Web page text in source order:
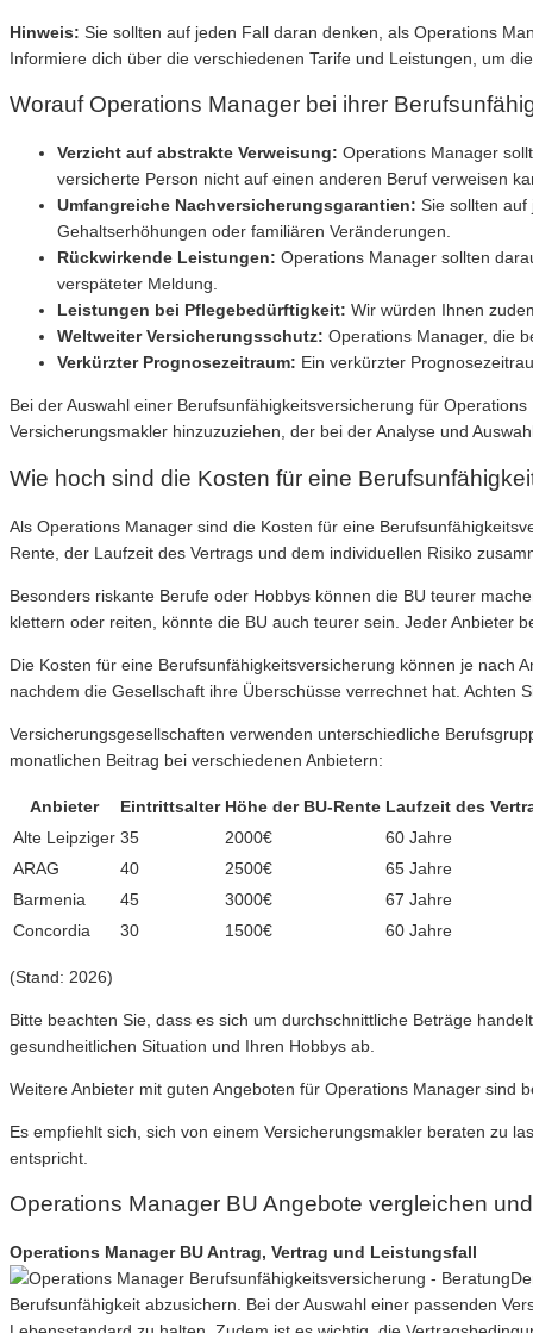
Hinweis: Sie sollten auf jeden Fall daran denken, als Operations
Informiere dich über die verschiedenen Tarife und Leistungen, um
Worauf Operations Manager bei ihrer
Verzicht auf abstrakte Verweisung: Operations Manager
versicherte Person nicht auf einen anderen Beruf verweisen
Umfangreiche Nachversicherungsgarantien: Sie sollten
Gehaltserhöhungen oder familiären Veränderungen.
Rückwirkende Leistungen: Operations Manager sollten
verspäteter Meldung.
Leistungen bei Pflegebedürftigkeit: Wir würden Ihnen
Weltweiter Versicherungsschutz: Operations Manager, die
Verkürzter Prognosezeitraum: Ein verkürzter
Bei der Auswahl einer Berufsunfähigkeitsversicherung für
Versicherungsmakler hinzuzuziehen, der bei der Analyse und
Wie hoch sind die Kosten für eine
Als Operations Manager sind die Kosten für eine
Rente, der Laufzeit des Vertrags und dem individuellen Risiko
Besonders riskante Berufe oder Hobbys können die BU teurer
klettern oder reiten, könnte die BU auch teurer sein. Jeder Anbieter
Die Kosten für eine Berufsunfähigkeitsversicherung können je nach
nachdem die Gesellschaft ihre Überschüsse verrechnet hat.
Versicherungsgesellschaften verwenden unterschiedliche
monatlichen Beitrag bei verschiedenen Anbietern:
Anbieter Eintrittsalter Höhe der BU-Rente Laufzeit des
Alte Leipziger 35 2000€
60 Jahre
ARAG
40 2500€
65 Jahre
Barmenia
45 3000€
67 Jahre
Concordia
30 1500€ 60 Jahre
(Stand: 2026)
Bitte beachten Sie, dass es sich um durchschnittliche Beträge
gesundheitlichen Situation und Ihren Hobbys ab.
Weitere Anbieter mit guten Angeboten für Operations Manager sind
Es empfiehlt sich, sich von einem Versicherungsmakler beraten zu
entspricht.
Operations Manager BU Angebote vergleichen
Operations Manager BU Antrag, Vertrag und Leistungsfall
Berufsunfähigkeit abzusichern. Bei der Auswahl einer passenden